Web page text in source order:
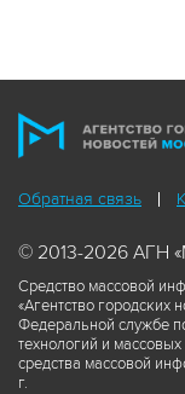
Обратная связь
© 2013-2026 АГН
Средство массовой
«Агентство городских
Федеральной службе
технологий и
средства массовой
г.